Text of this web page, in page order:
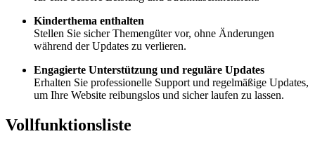
Kinderthema enthalten
Stellen Sie sicher Themengüter vor, ohne Änderungen
während der Updates zu verlieren.
Engagierte Unterstützung und reguläre Updates
Erhalten Sie professionelle Support und regelmäßige Updates,
um Ihre Website reibungslos und sicher laufen zu lassen.
Vollfunktionsliste